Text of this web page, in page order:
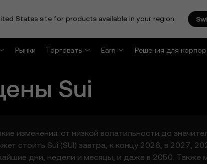
States site for products available in your region.
Рынки Торговать Earn Решения для
Sui
изменения: от низкой волатильности до
стоить Sui (SUI) завтра, к концу 2026, в 2027,
дни, недели и месяцы, и даже в 2050. Также